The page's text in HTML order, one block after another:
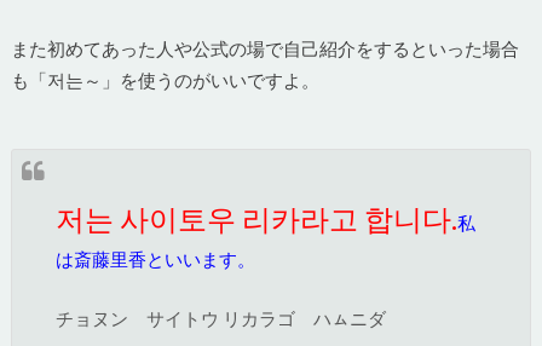
また初めてあった人や公式の場で自己紹介をするといった場合
も「저는～」を使うのがいいですよ。
저는 사이토우 리카라고 합니다.私
は斎藤里香といいます。
チョヌン サイトウ リカラゴ ハㇺニダ